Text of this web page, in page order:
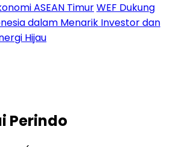
ASEAN TimurWEF Dukung
dalam Menarik Investor dan
Hijau
Perindo